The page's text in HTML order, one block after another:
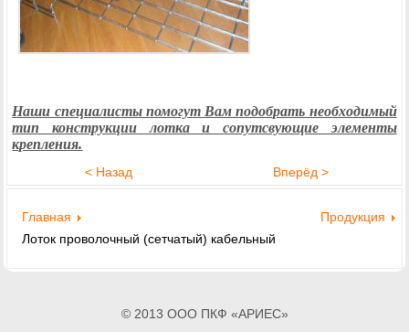
Наши специалисты помогут Вам подобрать необходимый
тип конструкции лотка и сопутсвующие элементы
крепления.
< Назад Вперёд >
Главная
Продукция
Лоток проволочный (сетчатый) кабельный
© 2013 ООО ПКФ «АРИЕС»